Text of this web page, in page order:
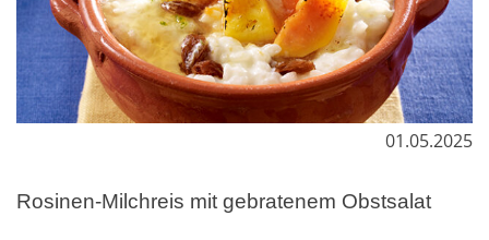
01.05.2025
Rosinen-Milchreis mit gebratenem Obstsalat